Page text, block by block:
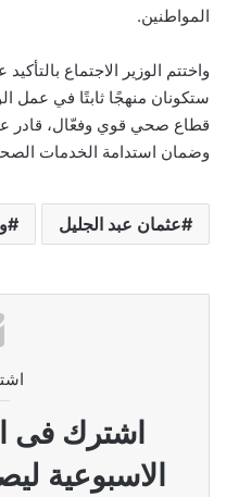
المواطنين.
واختتم الوزير الاجتماع
ستكونان منهجًا ثابتًا في عمل
قطاع صحي قوي وفعّال، قادر
وضمان استدامة الخدمات
عثمان عبد الجليل
اشترك فى
الاسبوعية